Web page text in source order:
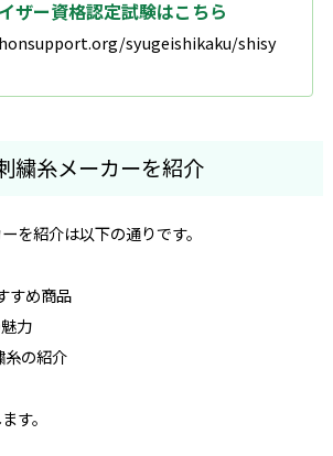
ザー資格認定試験はこちら
syugeishikaku/shisy
繍糸メーカーを紹介
を紹介は以下の通りです。
すめ商品
力
の紹介
す。